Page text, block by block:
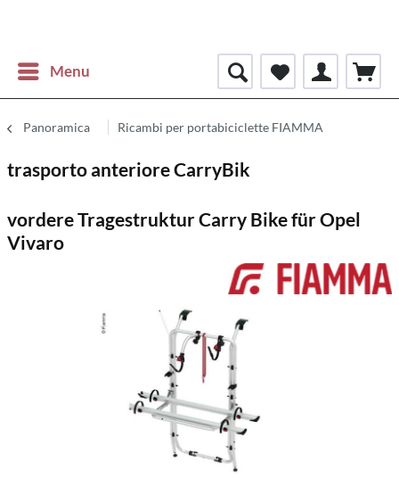
Menu
Panoramica Ricambi per portabiciclette FIAMMA
trasporto anteriore CarryBik
vordere Tragestruktur Carry Bike für Opel
Vivaro